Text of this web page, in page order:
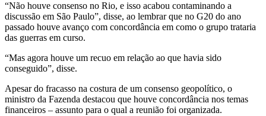
“Não houve consenso no Rio, e isso acabou contaminando a
discussão em São Paulo”, disse, ao lembrar que no G20 do ano
passado houve avanço com concordância em como o grupo trataria
das guerras em curso.
“Mas agora houve um recuo em relação ao que havia sido
conseguido”, disse.
Apesar do fracasso na costura de um consenso geopolítico, o
ministro da Fazenda destacou que houve concordância nos temas
financeiros – assunto para o qual a reunião foi organizada.